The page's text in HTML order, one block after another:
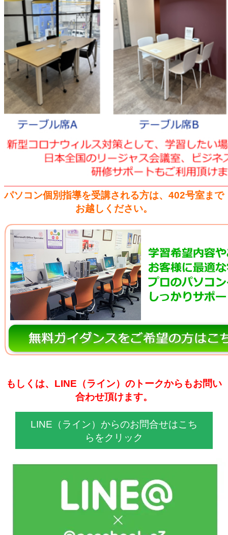
パソコン個別指導を受講される方は、402号室まで
お越しください。
もしくは、LINE（ライン）のトークからもお問い
合わせ頂けます。
LINE（ライン）からのお問合せはこち
らをクリック